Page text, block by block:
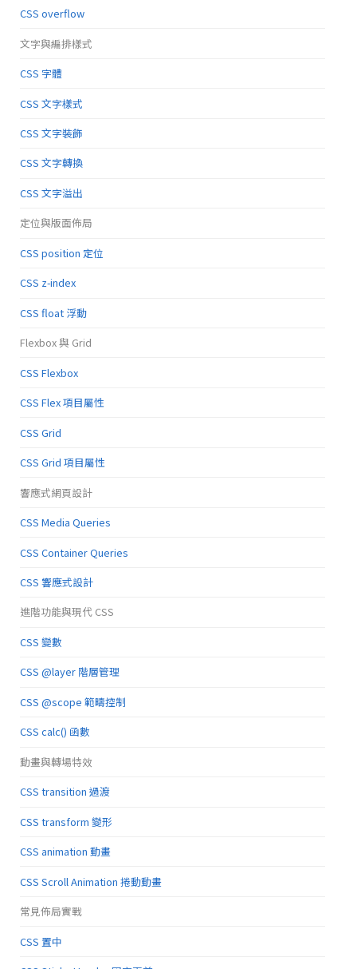
CSS overflow
文字與編排樣式
CSS 字體
CSS 文字樣式
CSS 文字裝飾
CSS 文字轉換
CSS 文字溢出
定位與版面佈局
CSS position 定位
CSS z-index
CSS float 浮動
Flexbox 與 Grid
CSS Flexbox
CSS Flex 項目屬性
CSS Grid
CSS Grid 項目屬性
響應式網頁設計
CSS Media Queries
CSS Container Queries
CSS 響應式設計
進階功能與現代 CSS
CSS 變數
CSS @layer 階層管理
CSS @scope 範疇控制
CSS calc() 函數
動畫與轉場特效
CSS transition 過渡
CSS transform 變形
CSS animation 動畫
CSS Scroll Animation 捲動動畫
常見佈局實戰
CSS 置中